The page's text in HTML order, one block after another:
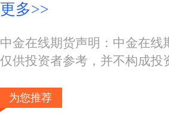
更多>>
中金在线期货声明：中金在
仅供投资者参考，并不构成
为您推荐